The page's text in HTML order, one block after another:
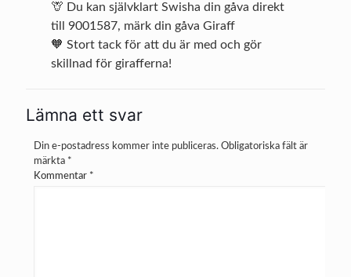
🦒 Du kan självklart Swisha din gåva direkt
till 9001587, märk din gåva Giraff
🧡 Stort tack för att du är med och gör
skillnad för girafferna!
Lämna ett svar
Din e-postadress kommer inte publiceras. Obligatoriska fält är
märkta *
Kommentar *